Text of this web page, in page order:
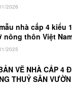
2026
nhà cấp 4 kiểu
nông thôn Việt
2025
VẼ NHÀ CẤP 4
THUỶ SÂN VƯỜN